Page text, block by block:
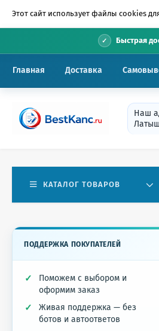
Этот сайт использует файлы cookies
Быстрая
Главная Доставка
Наш
КАТАЛОГ ТОВАРОВ
ПОДДЕРЖКА ПОКУПАТЕЛЕЙ
Поможем с выбором и
оформим заказ
Живая поддержка — без
ботов и автоответов